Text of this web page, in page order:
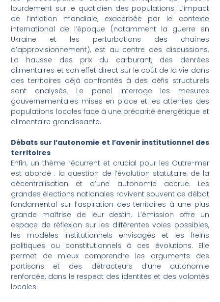
lourdement sur le quotidien des populations. L’impact
de l’inflation mondiale, exacerbée par le contexte
international de l’époque (notamment la guerre en
Ukraine et les perturbations des chaînes
d’approvisionnement), est au centre des discussions.
La hausse des prix du carburant, des denrées
alimentaires et son effet direct sur le coût de la vie dans
des territoires déjà confrontés à des défis structurels
sont analysés. Le panel interroge les mesures
gouvernementales mises en place et les attentes des
populations locales face à une précarité énergétique et
alimentaire grandissante.
Débats sur l’autonomie et l’avenir institutionnel des
territoires
Enfin, un thème récurrent et crucial pour les Outre-mer
est abordé : la question de l’évolution statutaire, de la
décentralisation et d’une autonomie accrue. Les
grandes élections nationales ravivent souvent ce débat
fondamental sur l’aspiration des territoires à une plus
grande maîtrise de leur destin. L’émission offre un
espace de réflexion sur les différentes voies possibles,
les modèles institutionnels envisagés et les freins
politiques ou constitutionnels à ces évolutions. Elle
permet de mieux comprendre les arguments des
partisans et des détracteurs d’une autonomie
renforcée, dans le respect des identités et des volontés
locales.